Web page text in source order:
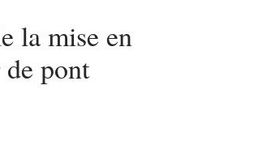
la mise en
pont